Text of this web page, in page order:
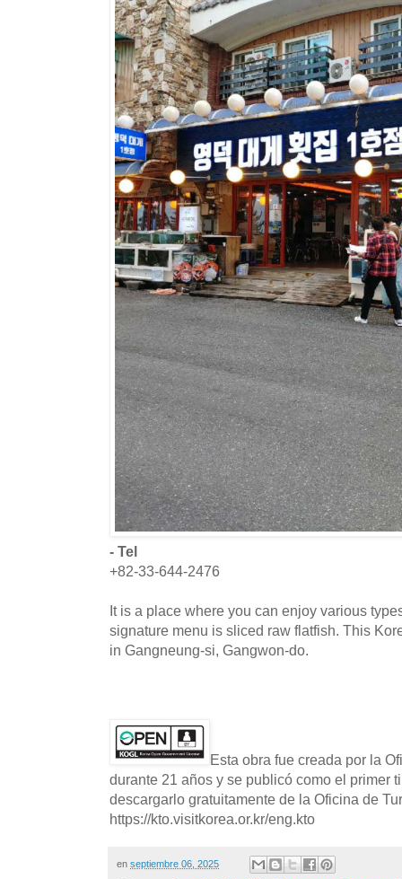
- Tel
+82-33-644-2476
It is a place where you can enjoy various
signature menu is sliced raw flatfish. This
in Gangneung-si, Gangwon-do.
Esta obra fue creada por la
durante 21 años y se publicó como el primer
descargarlo gratuitamente de la Oficina de
https://kto.visitkorea.or.kr/eng.kto
en septiembre 06, 2025